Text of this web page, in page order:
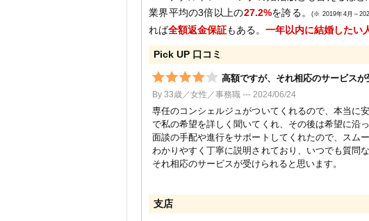
業界平均の3倍以上の27.2%を誇る。(※ 2019年4月～
れば全額返金保証もある。 一年以内に結婚したい
Pick UP 口コミ
高額ですが、それ相応のサービスが
By 33歳／女性／事務職 --- 2024/06/24
専任のコンシェルジュがついてくれるので、本当に
で私の希望を詳しく聞いてくれ、その後は希望に沿
面談の手配や進行をサポートしてくれたので、スム
わかりやすく丁寧に説明されており、いつでも質問
それ相応のサービスが受けられると思います。
支店